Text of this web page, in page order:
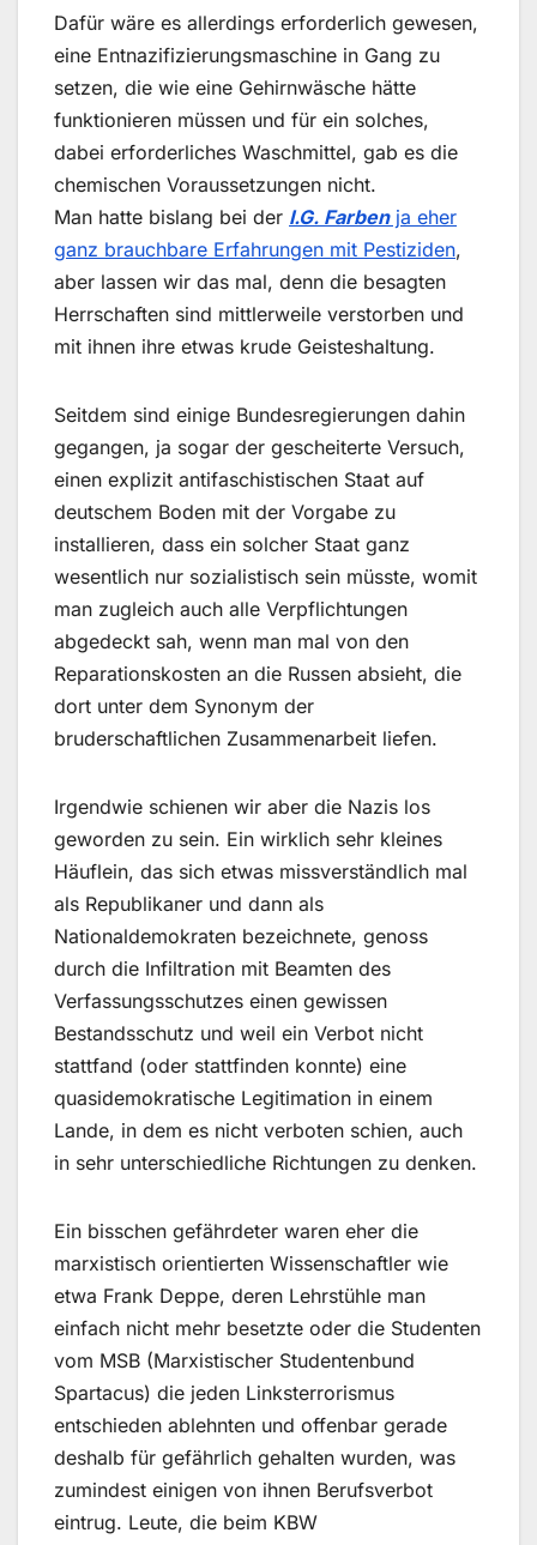
Dafür wäre es allerdings erforderlich gewesen,
eine Entnazifizierungsmaschine in Gang zu
setzen, die wie eine Gehirnwäsche hätte
funktionieren müssen und für ein solches,
dabei erforderliches Waschmittel, gab es die
chemischen Voraussetzungen nicht.
Man hatte bislang bei der I.G. Farbenja eher
ganz brauchbare Erfahrungen mit Pestiziden,
aber lassen wir das mal, denn die besagten
Herrschaften sind mittlerweile verstorben und
mit ihnen ihre etwas krude Geisteshaltung.
Seitdem sind einige Bundesregierungen dahin
gegangen, ja sogar der gescheiterte Versuch,
einen explizit antifaschistischen Staat auf
deutschem Boden mit der Vorgabe zu
installieren, dass ein solcher Staat ganz
wesentlich nur sozialistisch sein müsste, womit
man zugleich auch alle Verpflichtungen
abgedeckt sah, wenn man mal von den
Reparationskosten an die Russen absieht, die
dort unter dem Synonym der
bruderschaftlichen Zusammenarbeit liefen.
Irgendwie schienen wir aber die Nazis los
geworden zu sein. Ein wirklich sehr kleines
Häuflein, das sich etwas missverständlich mal
als Republikaner und dann als
Nationaldemokraten bezeichnete, genoss
durch die Infiltration mit Beamten des
Verfassungsschutzes einen gewissen
Bestandsschutz und weil ein Verbot nicht
stattfand (oder stattfinden konnte) eine
quasidemokratische Legitimation in einem
Lande, in dem es nicht verboten schien, auch
in sehr unterschiedliche Richtungen zu denken.
Ein bisschen gefährdeter waren eher die
marxistisch orientierten Wissenschaftler wie
etwa Frank Deppe, deren Lehrstühle man
einfach nicht mehr besetzte oder die Studenten
vom MSB (Marxistischer Studentenbund
Spartacus) die jeden Linksterrorismus
entschieden ablehnten und offenbar gerade
deshalb für gefährlich gehalten wurden, was
zumindest einigen von ihnen Berufsverbot
eintrug. Leute, die beim KBW